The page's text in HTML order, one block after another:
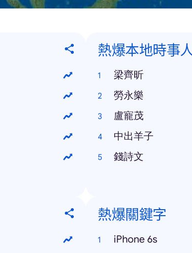
熱爆本地時事
梁齊昕
勞永樂
盧寵茂
中出羊子
錢詩文
熱爆關鍵字
iPhone 6s